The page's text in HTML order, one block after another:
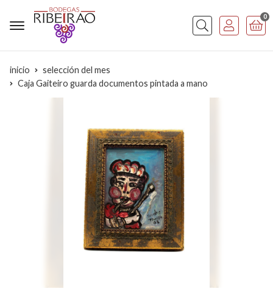
Buscar
0
inicio
selección del mes
Caja Gaiteiro guarda documentos pintada a mano